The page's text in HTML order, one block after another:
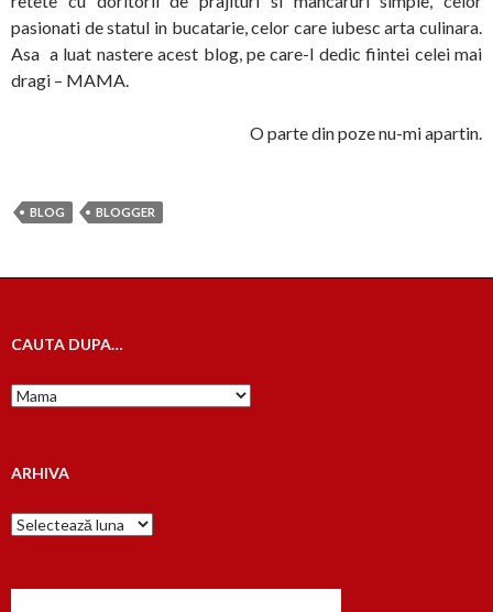
pasionati de statul in bucatarie, celor care iubesc arta culinara.
Asa a luat nastere acest blog, pe care-l dedic fiintei celei mai
dragi – MAMA.
O parte din poze nu-mi apartin.
BLOG BLOGGER
CAUTA DUPA…
Cauta
dupa…
ARHIVA
Arhiva